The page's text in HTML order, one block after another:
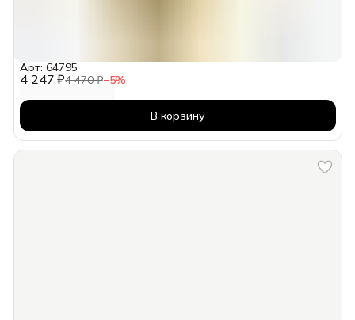
4 247 ₽4 470 ₽−5%
Арт: 64795
В корзину